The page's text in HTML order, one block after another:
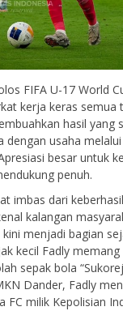
FIFA U-17 World
kerja keras
hasil yang
dengan usaha
besar untuk
penuh.
imbas dari
kalangan
menjadi bagian
kecil Fadly
sepak bola
Dander, Fadly
FC milik Kepolisian